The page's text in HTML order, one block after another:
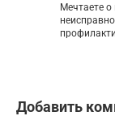
Мечтаете
Добавить